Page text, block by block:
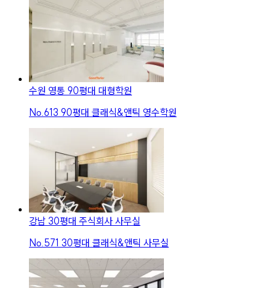
수원 영통 90평대 대형학원
No. 613 90평대 클래식&앤틱 영수학원
강남 30평대 주식회사 사무실
No. 571 30평대 클래식&앤틱 사무실